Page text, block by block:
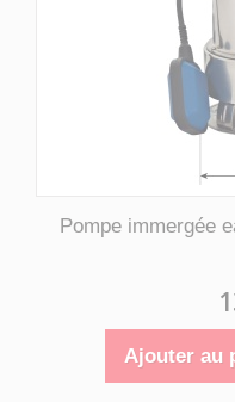
Pompe immergée
Ajouter au